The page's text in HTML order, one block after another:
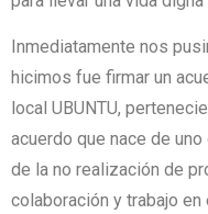
Inmediatamente nos
hicimos fue firmar un
local UBUNTU,
acuerdo que nace de
de la no realización de
colaboración y trabajo